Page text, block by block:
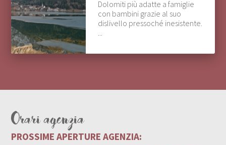
Dolomiti più adatte a famiglie
con bambini grazie al suo
dislivello pressoché inesistente.
Orari agenzia
PROSSIME APERTURE AGENZIA: